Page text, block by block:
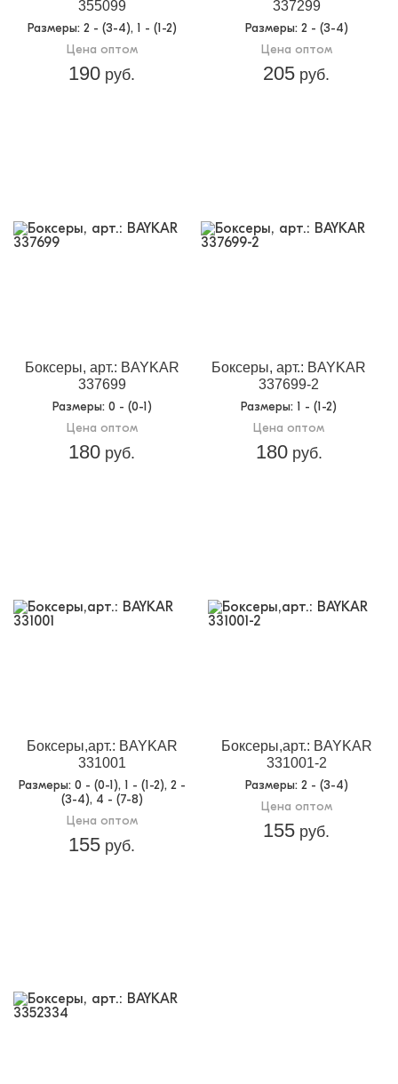
355099
Размеры: 2 - (3-4), 1 - (1-2)
Цена оптом
190 руб.
337299
Размеры: 2 - (3-4)
Цена оптом
205 руб.
Боксеры, арт.: BAYKAR
337699
Размеры: 0 - (0-1)
Цена оптом
180 руб.
Боксеры, арт.: BAYKAR
337699-2
Размеры: 1 - (1-2)
Цена оптом
180руб.
Боксеры,арт.: BAYKAR
331001
Размеры: 0 - (0-1), 1 - (1-2), 2 -
(3-4), 4 - (7-8)
Цена оптом
155 руб.
Боксеры,арт.: BAYKAR
331001-2
Размеры: 2 - (3-4)
Цена оптом
155 руб.